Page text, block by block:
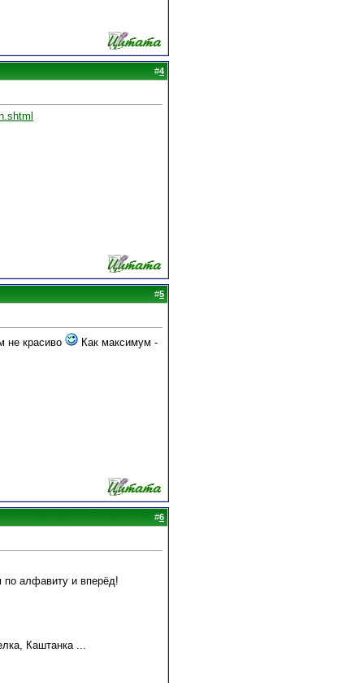
#4
#5
не красиво Как максимум -
#6
по алфавиту и вперёд!
Каштанка ...